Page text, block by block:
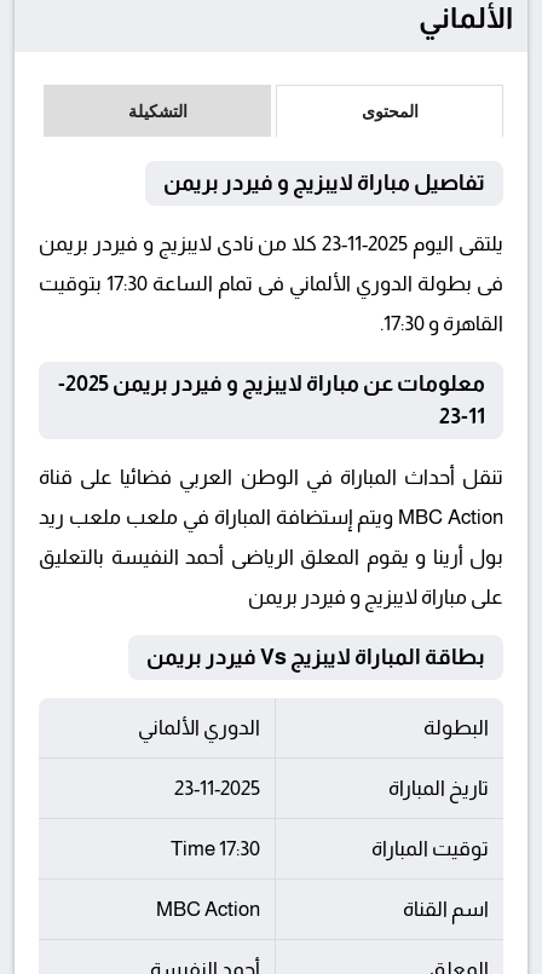
الألماني
المحتوى التشكيلة
تفاصيل مباراة لايبزيج و فيردر بريمن
يلتقى اليوم 2025-11-23 كلا من نادى لايبزيج و فيردر بريمن
فى بطولة الدوري الألماني فى تمام الساعة 17:30 بتوقيت
القاهرة و 17:30.
معلومات عن مباراة لايبزيج و فيردر بريمن 2025-
11-23
تنقل أحداث المباراة في الوطن العربي فضائيا على قناة
MBC Action ويتم إستضافة المباراة في ملعب ملعب ريد
بول أرينا و يقوم المعلق الرياضى أحمد النفيسة بالتعليق
على مباراة لايبزيج و فيردر بريمن
بطاقة المباراة لايبزيج Vs فيردر بريمن
البطولة الدوري الألماني
تاريخ المباراة 23-11-2025
توقيت المباراة 17:30 Time
اسم القناة MBC Action